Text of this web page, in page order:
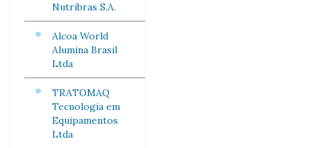
Nutribras S.A.
Alcoa World
Alumina Brasil
Ltda
TRATOMAQ
Tecnologia em
Equipamentos
Ltda